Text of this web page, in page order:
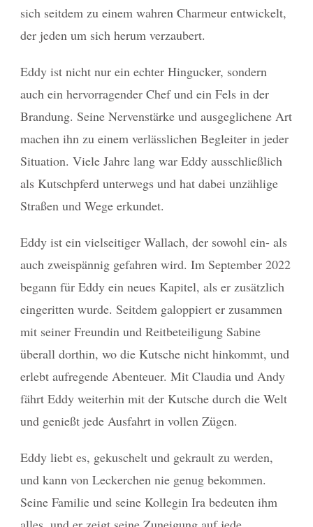
sich seitdem zu einem wahren Charmeur entwickelt,
der jeden um sich herum verzaubert.
Eddy ist nicht nur ein echter Hingucker, sondern
auch ein hervorragender Chef und ein Fels in der
Brandung. Seine Nervenstärke und ausgeglichene Art
machen ihn zu einem verlässlichen Begleiter in jeder
Situation. Viele Jahre lang war Eddy ausschließlich
als Kutschpferd unterwegs und hat dabei unzählige
Straßen und Wege erkundet.
Eddy ist ein vielseitiger Wallach, der sowohl ein- als
auch zweispännig gefahren wird. Im September 2022
begann für Eddy ein neues Kapitel, als er zusätzlich
eingeritten wurde. Seitdem galoppiert er zusammen
mit seiner Freundin und Reitbeteiligung Sabine
überall dorthin, wo die Kutsche nicht hinkommt, und
erlebt aufregende Abenteuer. Mit Claudia und Andy
fährt Eddy weiterhin mit der Kutsche durch die Welt
und genießt jede Ausfahrt in vollen Zügen.
Eddy liebt es, gekuschelt und gekrault zu werden,
und kann von Leckerchen nie genug bekommen.
Seine Familie und seine Kollegin Ira bedeuten ihm